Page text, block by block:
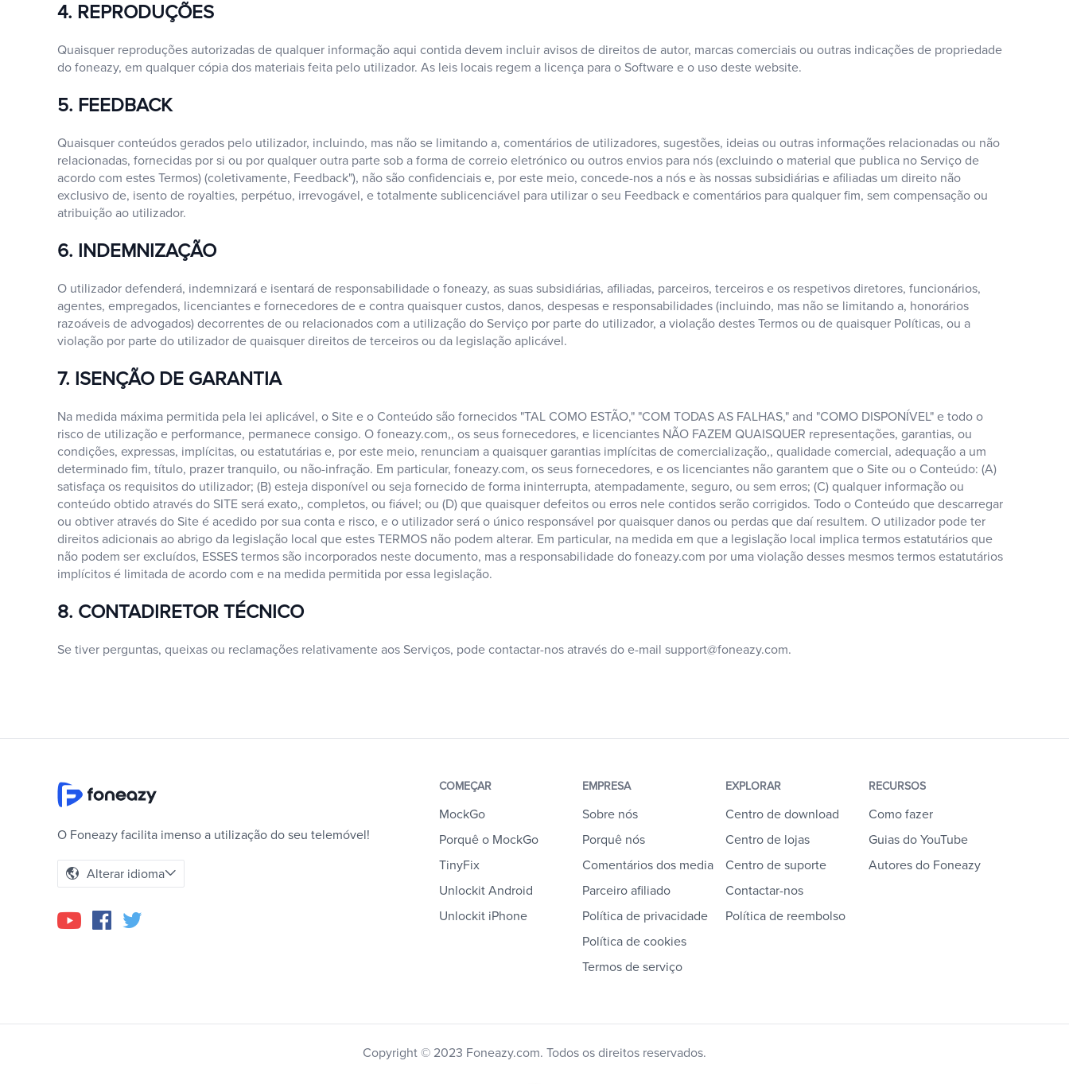
4. REPRODUÇÕES
Quaisquer reproduções autorizadas de qualquer informação aqui contida devem incluir avisos de direitos de autor, marcas comerciais ou outras indicações de propriedade
do foneazy, em qualquer cópia dos materiais feita pelo utilizador. As leis locais regem a licença para o Software e o uso deste website.
5. FEEDBACK
Quaisquer conteúdos gerados pelo utilizador, incluindo, mas não se limitando a, comentários de utilizadores, sugestões, ideias ou outras informações relacionadas ou não
relacionadas, fornecidas por si ou por qualquer outra parte sob a forma de correio eletrónico ou outros envios para nós (excluindo o material que publica no Serviço de
acordo com estes Termos) (coletivamente, Feedback"), não são confidenciais e, por este meio, concede-nos a nós e às nossas subsidiárias e afiliadas um direito não
exclusivo de, isento de royalties, perpétuo, irrevogável, e totalmente sublicenciável para utilizar o seu Feedback e comentários para qualquer fim, sem compensação ou
atribuição ao utilizador.
6. INDEMNIZAÇÃO
O utilizador defenderá, indemnizará e isentará de responsabilidade o foneazy, as suas subsidiárias, afiliadas, parceiros, terceiros e os respetivos diretores, funcionários,
agentes, empregados, licenciantes e fornecedores de e contra quaisquer custos, danos, despesas e responsabilidades (incluindo, mas não se limitando a, honorários
razoáveis de advogados) decorrentes de ou relacionados com a utilização do Serviço por parte do utilizador, a violação destes Termos ou de quaisquer Políticas, ou a
violação por parte do utilizador de quaisquer direitos de terceiros ou da legislação aplicável.
7. ISENÇÃO DE GARANTIA
Na medida máxima permitida pela lei aplicável, o Site e o Conteúdo são fornecidos "TAL COMO ESTÃO," "COM TODAS AS FALHAS," and "COMO DISPONÍVEL" e todo o
risco de utilização e performance, permanece consigo. O foneazy.com,, os seus fornecedores, e licenciantes NÃO FAZEM QUAISQUER representações, garantias, ou
condições, expressas, implícitas, ou estatutárias e, por este meio, renunciam a quaisquer garantias implícitas de comercialização,, qualidade comercial, adequação a um
determinado fim, título, prazer tranquilo, ou não-infração. Em particular, foneazy.com, os seus fornecedores, e os licenciantes não garantem que o Site ou o Conteúdo: (A)
satisfaça os requisitos do utilizador; (B) esteja disponível ou seja fornecido de forma ininterrupta, atempadamente, seguro, ou sem erros; (C) qualquer informação ou
conteúdo obtido através do SITE será exato,, completos, ou fiável; ou (D) que quaisquer defeitos ou erros nele contidos serão corrigidos. Todo o Conteúdo que descarregar
ou obtiver através do Site é acedido por sua conta e risco, e o utilizador será o único responsável por quaisquer danos ou perdas que daí resultem. O utilizador pode ter
direitos adicionais ao abrigo da legislação local que estes TERMOS não podem alterar. Em particular, na medida em que a legislação local implica termos estatutários que
não podem ser excluídos, ESSES termos são incorporados neste documento, mas a responsabilidade do foneazy.com por uma violação desses mesmos termos estatutários
implícitos é limitada de acordo com e na medida permitida por essa legislação.
8. CONTADIRETOR TÉCNICO
Se tiver perguntas, queixas ou reclamações relativamente aos Serviços, pode contactar-nos através do e-mail support@foneazy.com.
O Foneazy facilita imenso a utilização do seu telemóvel!
Alterar idioma
COMEÇAR
MockGo
Porquê o MockGo
TinyFix
Unlockit Android
Unlockit iPhone
EMPRESA
Sobre nós
Porquê nós
Comentários dos media
Parceiro afiliado
Política de privacidade
Política de cookies
Termos de serviço
EXPLORAR
Centro de download
Centro de lojas
Centro de suporte
Contactar-nos
Política de reembolso
RECURSOS
Como fazer
Guias do YouTube
Autores do Foneazy
Copyright © 2023 Foneazy.com. Todos os direitos reservados.